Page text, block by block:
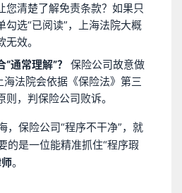
您清楚了解免责条款？如果只
勾选“已阅读”，上海法院大概
效。
通常理解”？
保险公司故意做
海法院会依据《保险法》第三
，判保险公司败诉。
，保险公司“程序不干净”，就
的是一位能精准抓住“程序瑕
。